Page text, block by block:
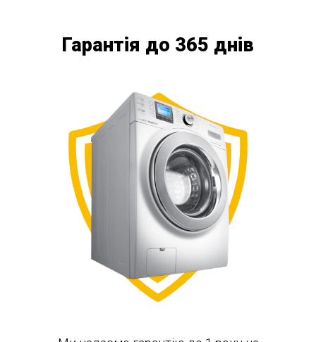
Гарантія до 365 днів